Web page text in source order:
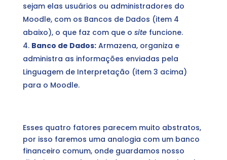
sejam elas usuários ou administradores do
Moodle, com os Bancos de Dados (item 4
abaixo), o que faz com que o sitefuncione.
Banco de Dados:Armazena, organiza e
administra as informações enviadas pela
Linguagem de Interpretação (item 3 acima)
para o Moodle.
Esses quatro fatores parecem muito abstratos,
por isso faremos uma analogia com um banco
financeiro comum, onde guardamos nosso